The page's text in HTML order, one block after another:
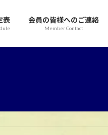
表 会員の皆様へのご連絡
Member Contact